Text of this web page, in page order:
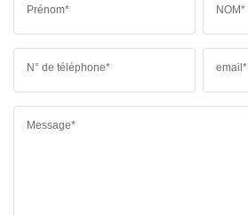
Prénom* NOM*
N° de téléphone* email*
Message*